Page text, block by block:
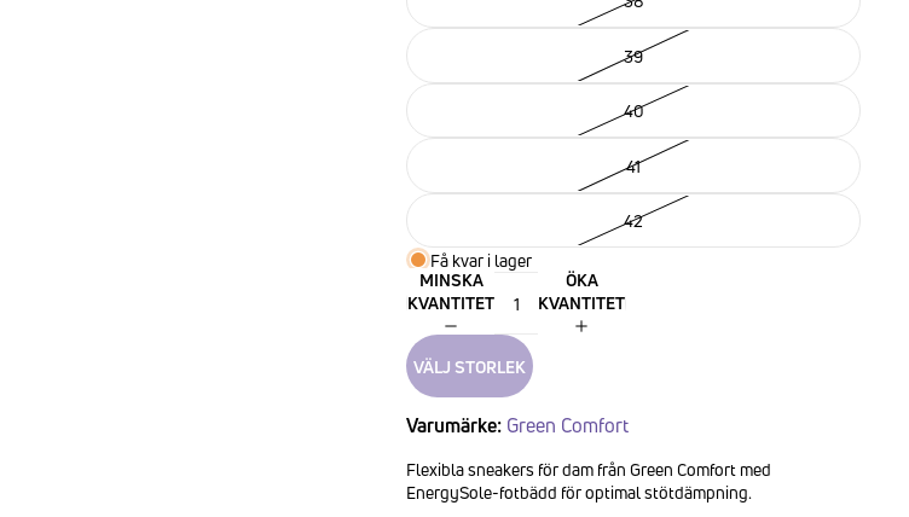
39
40
41
42
Få kvar i lager
MINSKA
KVANTITET
ÖKA
KVANTITET
VÄLJ STORLEK
Varumärke: Green Comfort
Flexibla sneakers för dam från Green Comfort med
EnergySole-fotbädd för optimal stötdämpning.